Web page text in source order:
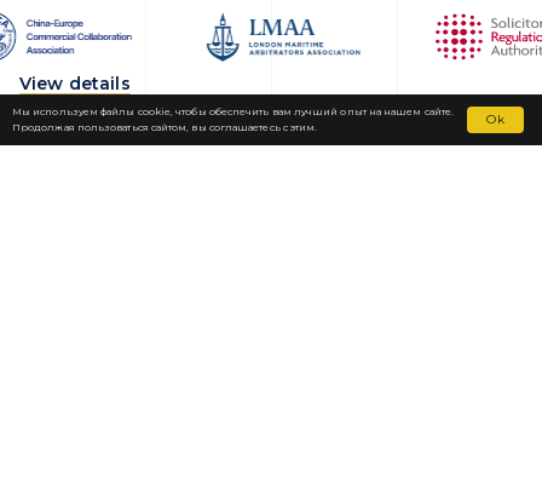
View details
Мы используем файлы cookie, чтобы обеспечить вам лучший опыт на нашем сайте.
Продолжая пользоваться сайтом, вы соглашаетесь с этим.
Ok